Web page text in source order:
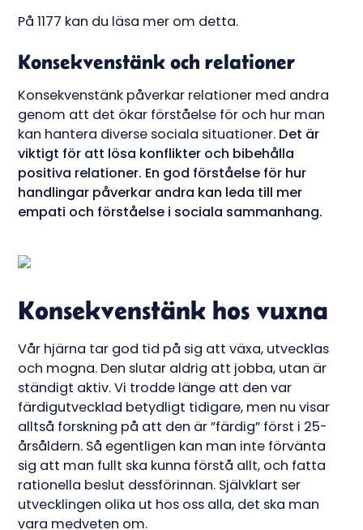
På 1177 kan du läsa mer om detta.
Konsekvenstänk och relationer
Konsekvenstänk påverkar relationer med andra
genom att det ökar förståelse för och hur man
kan hantera diverse sociala situationer. Det är
viktigt för att lösa konflikter och bibehålla
positiva relationer. En god förståelse för hur
handlingar påverkar andra kan leda till mer
empati och förståelse i sociala sammanhang.
Konsekvenstänk hos vuxna
Vår hjärna tar god tid på sig att växa, utvecklas
och mogna. Den slutar aldrig att jobba, utan är
ständigt aktiv. Vi trodde länge att den var
färdigutvecklad betydligt tidigare, men nu visar
alltså forskning på att den är ”färdig” först i 25-
årsåldern. Så egentligen kan man inte förvänta
sig att man fullt ska kunna förstå allt, och fatta
rationella beslut dessförinnan. Självklart ser
utvecklingen olika ut hos oss alla, det ska man
vara medveten om.